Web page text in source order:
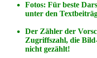
Fotos: Für beste
unter den
Der Zähler der
Zugriffszahl, die
nicht gezählt!